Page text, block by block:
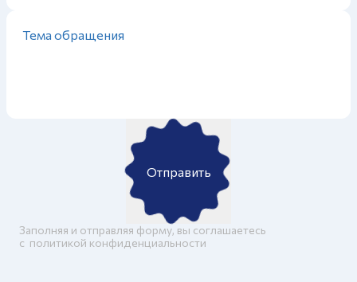
Отправить
Заполняя и отправляя форму, вы соглашаетесь
c политикой конфиденциальности